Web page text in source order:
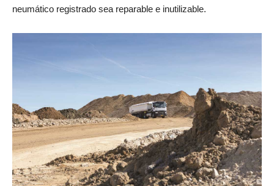
neumático registrado sea reparable e inutilizable.